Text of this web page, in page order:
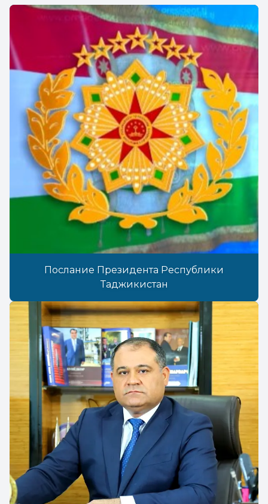
Послание Президента Республики
Таджикистан